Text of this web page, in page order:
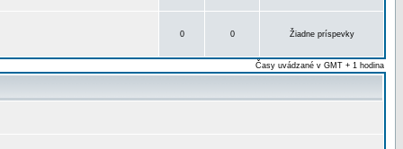
0 0 Žiadne príspevky
Časy uvádzané v GMT + 1 hodina